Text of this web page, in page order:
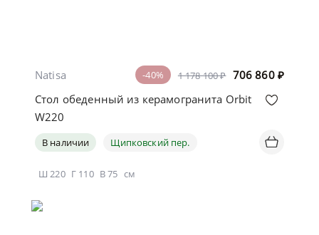
1 178 100 ₽ 706 860 ₽
-40%
Natisa
Стол обеденный из керамогранита Orbit
W220
В наличии Щипковский пер.
Ш 220 Г 110 В75 см